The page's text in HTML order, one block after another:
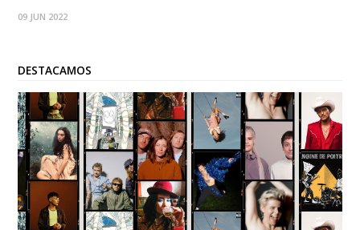
estado de relajación. El tema está disponible a partir de este
09 JUN 2022
DESTACAMOS